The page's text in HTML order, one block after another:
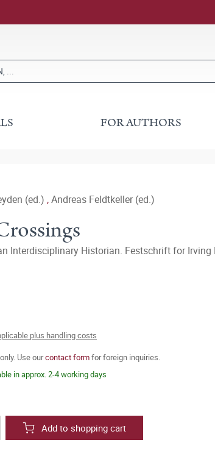
FOR AUTHORS
(ed.) ,Andreas Feldtkeller (ed.)
Interdisciplinary Historian. Festschrift for Irving
plus handling costs
Use ourcontact formfor foreign inquiries.
in approx. 2-4 working days
Add to shopping cart